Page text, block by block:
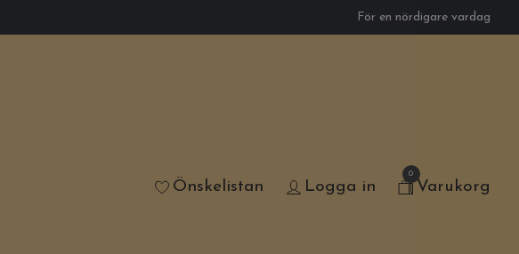
För en nördigare vardag
Önskelistan Logga in
0
Varukorg